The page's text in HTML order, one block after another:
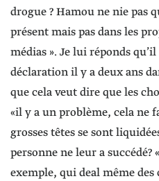
drogue ? Hamou ne nie pas
présent mais pas dans les
médias ». Je lui réponds
déclaration il y a deux ans
que cela veut dire que les
«il y a un problème, cela ne
grosses têtes se sont
personne ne leur a succédé?
exemple, qui deal même des